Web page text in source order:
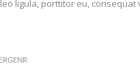
ligula, porttitor eu, consequat